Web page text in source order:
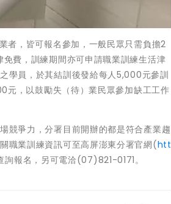
者，皆可報名參加，一般民眾只需負擔2
費，訓練期間亦可申請職業訓練生活津
學員，於其結訓後發給每人5,000元參訓
元，以鼓勵失（待）業民眾參加缺工工作
競爭力，分署目前開辦的都是符合產業趨
職業訓練資訊可至高屏澎東分署官網(htt
詢報名，另可電洽(07)821-0171。